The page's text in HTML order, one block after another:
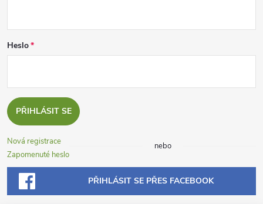
Heslo
PŘIHLÁSIT SE
Nová registrace
Zapomenuté heslo
nebo
PŘIHLÁSIT SE PŘES FACEBOOK